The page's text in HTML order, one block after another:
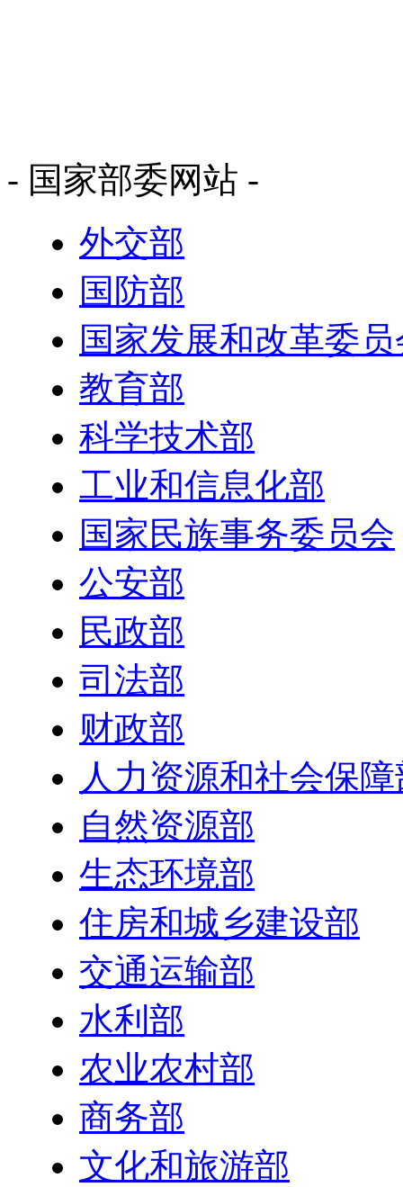
- 国家部委网站 -
外交部
国防部
国家发展和改革委
教育部
科学技术部
工业和信息化部
国家民族事务委员会
公安部
民政部
司法部
财政部
人力资源和社会保
自然资源部
生态环境部
住房和城乡建设部
交通运输部
水利部
农业农村部
商务部
文化和旅游部